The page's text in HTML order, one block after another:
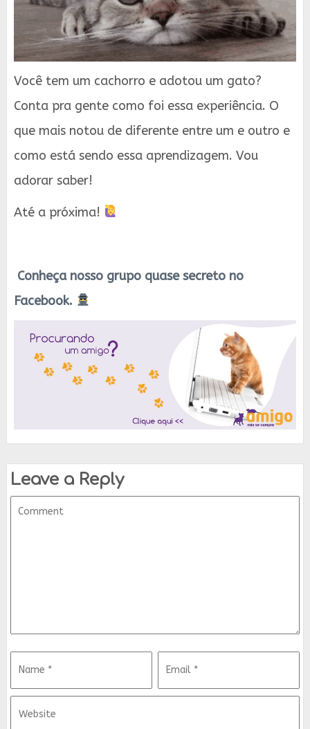
Você tem um cachorro e adotou um gato?
Conta pra gente como foi essa experiência. O
que mais notou de diferente entre um e outro e
como está sendo essa aprendizagem. Vou
adorar saber!
Até a próxima!
Conheça nosso grupo quase secreto no
Facebook.
Leave a Reply